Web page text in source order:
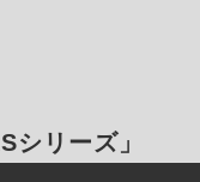
リーズ」